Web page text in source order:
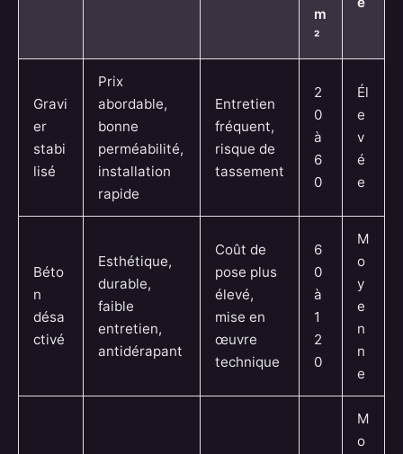
m
²
Gravi
er
stabi
lisé
Prix
abordable,
bonne
perméabilité,
installation
rapide
Entretien
fréquent,
risque de
tassement
2
0
à
6
0
Él
e
v
é
e
Béto
n
désa
ctivé
Esthétique,
durable,
faible
entretien,
antidérapant
Coût de
pose plus
élevé,
mise en
œuvre
technique
6
0
à
1
2
0
M
o
y
e
n
n
e
M
o